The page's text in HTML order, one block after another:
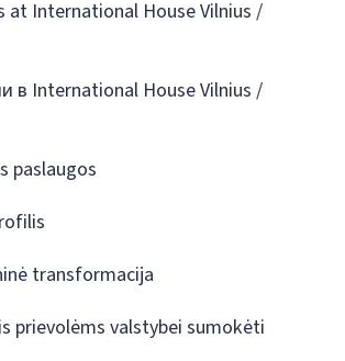
at International House Vilnius /
в International House Vilnius /
paslaugos
transformacija
prievolėms valstybei sumokėti